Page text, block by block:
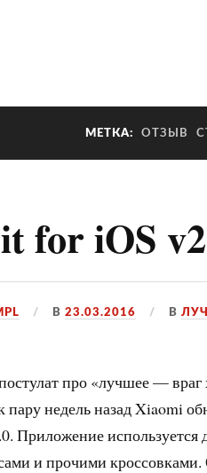
МЕТКА: ОТЗЫВ
for iOS
В23.03.2016 В
про «лучшее —
пару недель назад Xiaomi
Приложение используется
и прочими